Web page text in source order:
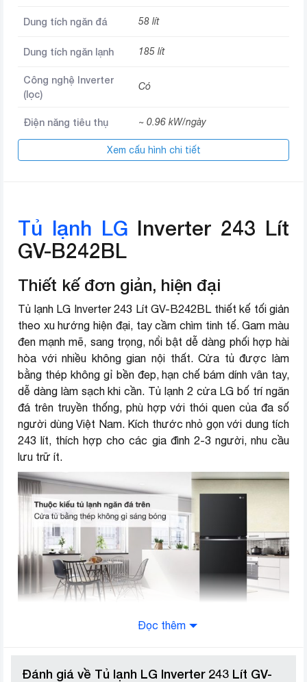
Dung tích ngăn đá 58 lít
Dung tích ngăn lạnh 185 lít
Công nghệ Inverter
(lọc)
Có
Điện năng tiêu thụ ~ 0.96 kW/ngày
Công nghệ làm lạnh
Door Cooling làm lạnh từ cánh
Công nghệ bảo quản
thực phẩm
Linear Cooling
Kính chịu lực
Cao 157.3 cm – Rộng 55.5 cm –
Sâu 63.7 cm
Nơi sản xuất Việt Nam
Năm ra mắt 2022
Thương hiệu (lọc)
Xem cấu hình chi tiết
Tủ lạnh LG Inverter 243 Lít
GV-B242BL
Thiết kế đơn giản, hiện đại
Tủ lạnh LG Inverter 243 Lít GV-B242BL thiết kế tối giản
theo xu hướng hiện đại, tay cầm chìm tinh tế. Gam màu
đen mạnh mẽ, sang trọng, nổi bật dễ dàng phối hợp hài
hòa với nhiều không gian nội thất. Cửa tủ được làm
bằng thép không gỉ bền đep, hạn chế bám dính vân tay,
dễ dàng làm sạch khi cần. Tủ lạnh 2 cửa LG bố trí ngăn
đá trên truyền thống, phù hợp với thói quen của đa số
người dùng Việt Nam. Kích thước nhỏ gọn với dung tích
243 lít, thích hợp cho các gia đình 2-3 người, nhu cầu
lưu trữ ít.
tối ưu
Đọc thêm
Đánh giá về Tủ lạnh LG Inverter 243 Lít GV-